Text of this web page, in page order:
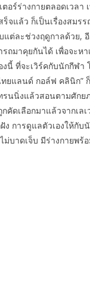
อร์ร่างกายตลอดเวล
จแล้ว ก็เป็นเรื่องสม
แต่ละช่วงฤดูกาลด้วย
ถมาคุยกันได้ เพื่อจะห
นี้ ที่จะเวิร์คกับนักกีฬ
ทยแลนด์ กอล์ฟ คลินิก
รนนิ่งแล้วสอนตามศัก
ดเลือกมาแล้วจากเล
การดูแลตัวเองให้กับ
ม่บาดเจ็บ มีร่างกายพ